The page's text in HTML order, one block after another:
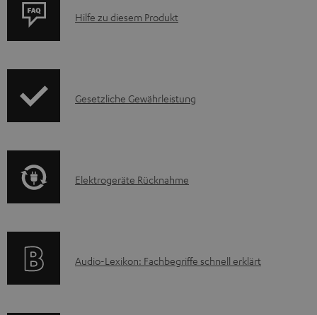
u
r
e
P
u
A
Hilfe zu diesem Produkt
I
r
i
Gesetzliche Gewährleistung
E
t
Elektrogeräte Rücknahme
A
Audio-Lexikon: Fachbegriffe schnell erklärt